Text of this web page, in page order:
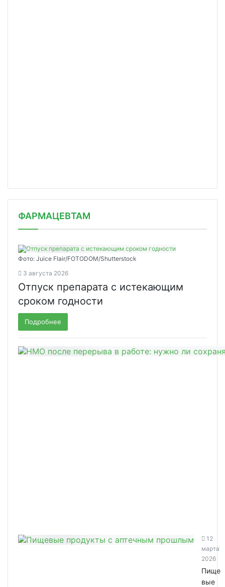
ФАРМАЦЕВТАМ
Фото: Juice Flair/FOTODOM/Shutterstoсk
3 августа 2026
Отпуск препарата с истекающим
сроком годности
Подробнее
12
марта
2026
Пище
вые